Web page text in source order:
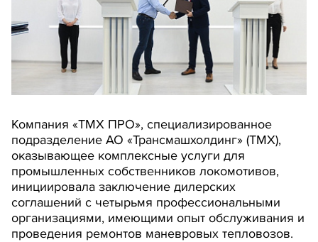
Компания «ТМХ ПРО», специализированное
подразделение АО «Трансмашхолдинг» (ТМХ),
оказывающее комплексные услуги для
промышленных собственников локомотивов,
инициировала заключение дилерских
соглашений с четырьмя профессиональными
организациями, имеющими опыт обслуживания и
проведения ремонтов маневровых тепловозов.